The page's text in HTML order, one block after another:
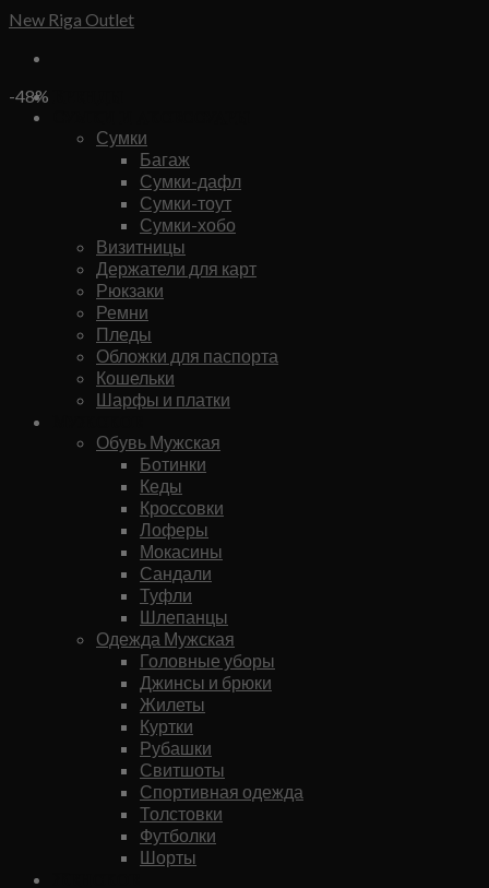
Skip
content
New Riga Outlet
Сумки
Багаж
Сумки-дафл
Сумки-тоут
Сумки-хобо
Визитницы
Держатели для карт
Рюкзаки
Ремни
Пледы
Обложки для паспорта
Кошельки
Шарфы и платки
Обувь Мужская
Ботинки
Кеды
Кроссовки
Лоферы
Мокасины
Сандали
Туфли
Шлепанцы
Одежда Мужская
Головные уборы
Джинсы и брюки
Жилеты
Куртки
Рубашки
Свитшоты
Спортивная одежда
Толстовки
Футболки
Шорты
-48%